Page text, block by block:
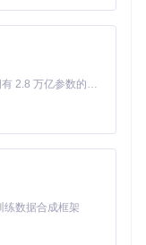
闭HDR和垂直同步
常工作，请确保
Kimi K3 是Kimi能力最强的模型：这是一个拥有 2.8 万亿参数的混合专家（MoE）模型，具备原生视觉理解能力，并支持 100 万 token 的上下文窗口。
练数据合成框架